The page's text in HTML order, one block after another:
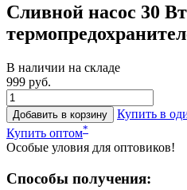
Сливной насос 30
В наличии на складе
999 руб.
Добавить в корзину
Купить в
Купить оптом*
Особые уловия для оптовиков!
Способы получения: